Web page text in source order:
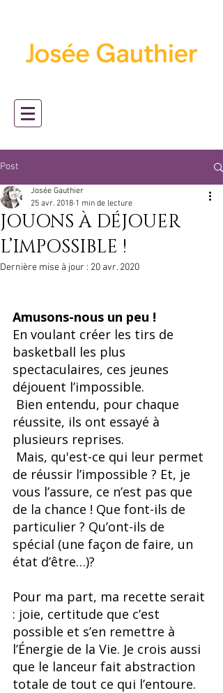
Post
JOUONS À DÉJOUER
L’IMPOSSIBLE !
Josée Gauthier
25 avr. 2018 1 min de lecture
Dernière mise à jour : 20 avr. 2020
Amusons-nous un peu !
En voulant créer les tirs de
basketball les plus
spectaculaires, ces jeunes
déjouent l’impossible.
réussite, ils ont essayé à
plusieurs reprises.
de réussir l’impossible ? Et, je
vous l’assure, ce n’est pas que
de la chance ! Que font-ils de
particulier ? Qu’ont-ils de
spécial (une façon de faire, un
état d’être…)?
Pour ma part, ma recette serait
: joie, certitude que c’est
possible et s’en remettre à
l’Énergie de la Vie. Je crois aussi
que le lanceur fait abstraction
totale de tout ce qui l’entoure.